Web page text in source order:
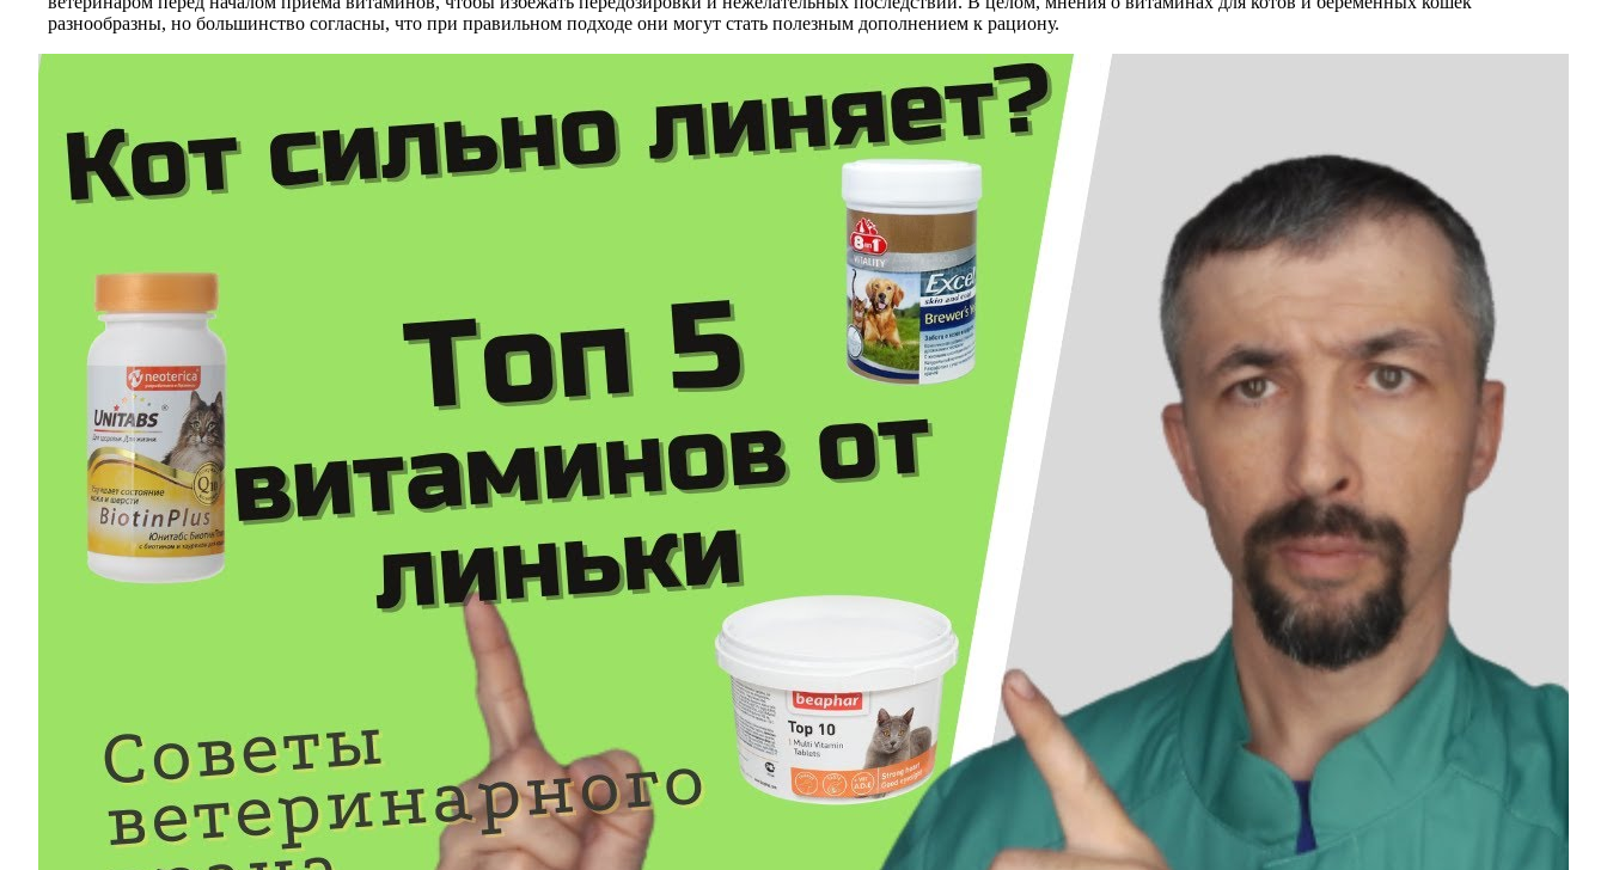
разнообразны, но большинство согласны, что при правильном подходе они могут стать полезным дополнением к рациону.